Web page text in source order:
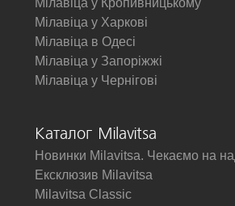
Мілавіца у Кропивницькому
Мілавіца у Харкові
Мілавіца в Одесі
Мілавіца у Запоріжжі
Мілавіца у Чернігові
Каталог Milavitsa
Новинки Milavitsa. Чекаємо на
Ексклюзив Milavitsa
Milavitsa Classic